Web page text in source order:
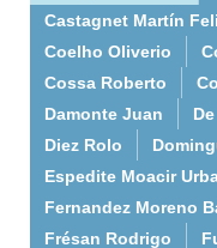
Castagnet Martín
Coelho Oliverio
Cossa Roberto
Damonte Juan
Diez Rolo
Espedite Moacir
Fernandez Moreno
Frésan Rodrigo